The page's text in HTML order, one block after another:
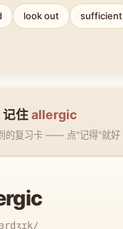
look out sufficient
住allergic
的复习卡 —— 点"记得"就好